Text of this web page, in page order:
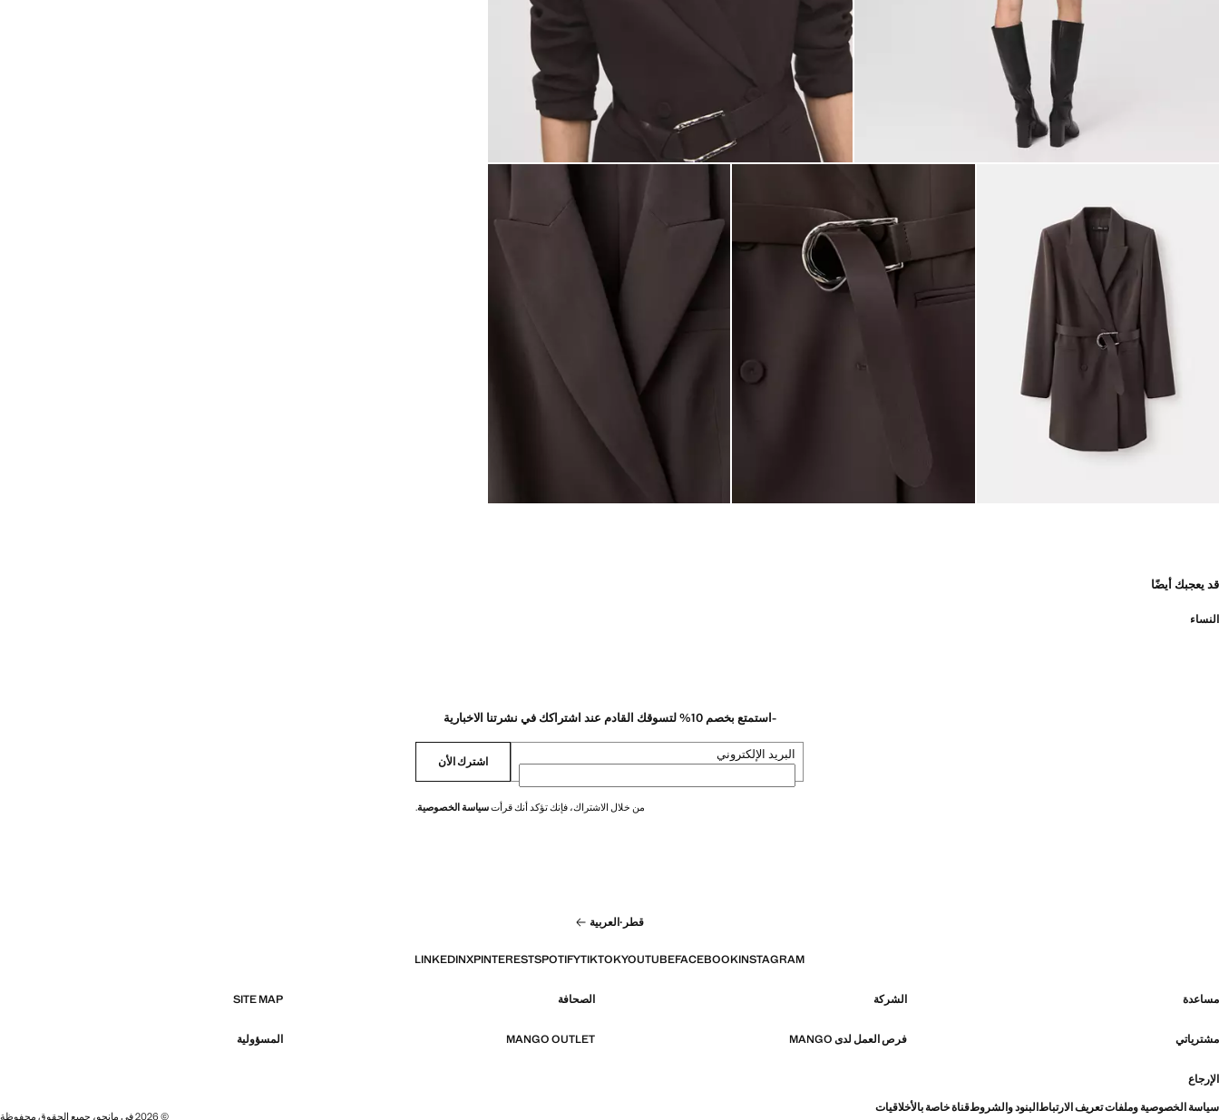
قد يعجبك أيضًا
النساء
-استمتع بخصم 10% لتسوقك القادم عند اشتراكك في نشرتنا الاخبارية
البريد الإلكتروني اشترك الأن
من خلال الاشتراك، فإنك تؤكد أنك قرأتسياسة الخصوصية.
قطر·العربية
INSTAGRAM
FACEBOOK
YOUTUBE
TIKTOK
SPOTIFY
PINTEREST
X
LINKEDIN
مساعدة الشركة الصحافة SITE MAP
مشترياتي فرص العمل لدى MANGO MANGO OUTLET المسؤولية
الإرجاع
سياسة الخصوصية وملفات تعريف الارتباطالبنود والشروطقناة خاصة بالأخلاقيات
© 2026 في مانجو، جميع الحقوق محفوظة